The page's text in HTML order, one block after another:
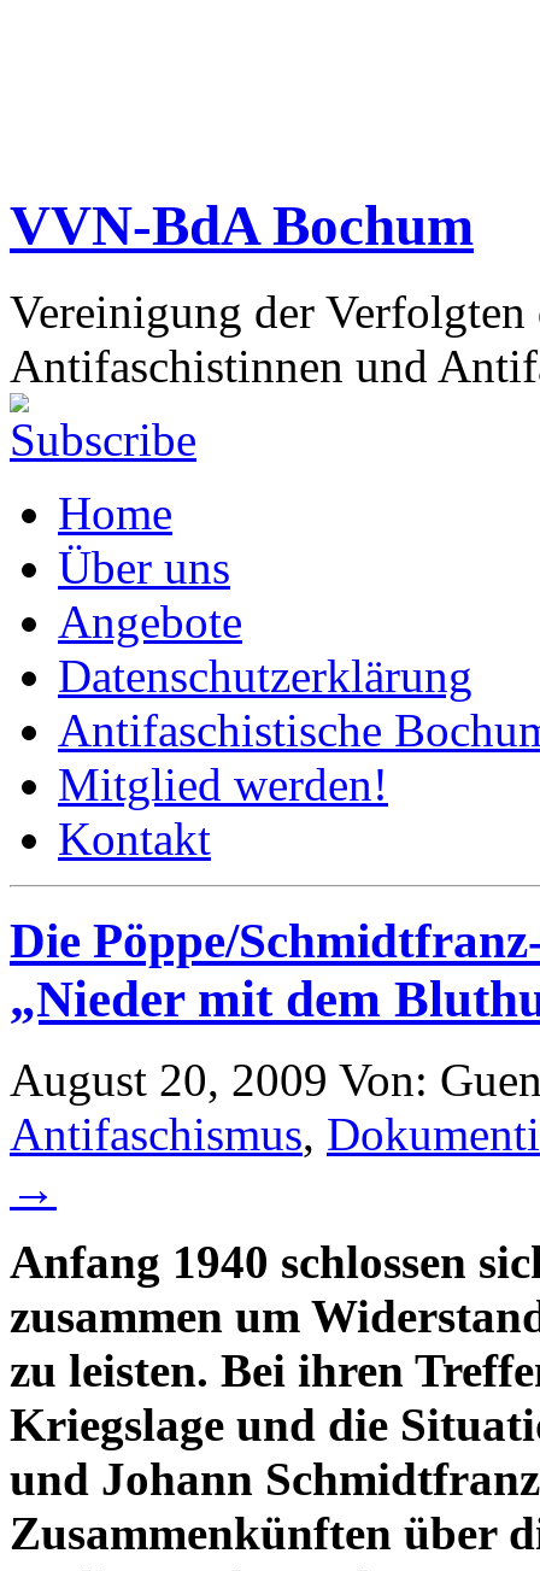
VVN-BdA Bochum
Vereinigung der
Antifaschistinnen und
Home
Über uns
Angebote
Datenschutzerklärung
Antifaschistische
Mitglied werden!
Kontakt
Die Pöppe/
„Nieder mit dem
August 20, 2009 Von:
Antifaschismus,
→
Anfang 1940 schlossen
zusammen um
zu leisten. Bei ihren
Kriegslage und die
und Johann
Zusammenkünften über